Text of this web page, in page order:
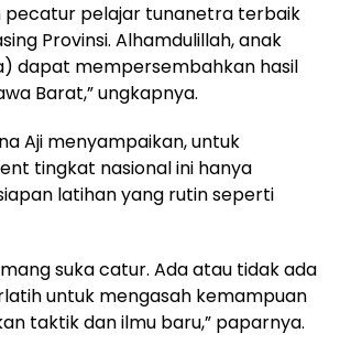
pecatur pelajar tunanetra terbaik
Provinsi. Alhamdulillah, anak
dapat mempersembahkan hasil
Barat,” ungkapnya.
Aji menyampaikan, untuk
tingkat nasional ini hanya
latihan yang rutin seperti
suka catur. Ada atau tidak ada
untuk mengasah kemampuan
taktik dan ilmu baru,” paparnya.